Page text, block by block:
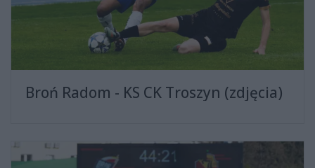
Broń Radom - KS CK Troszyn (zdjęcia)